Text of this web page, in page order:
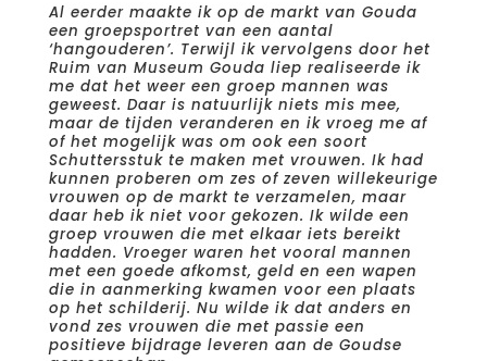
Al eerder maakte ik op de markt van Gouda
een groepsportret van een aantal
‘hangouderen’. Terwijl ik vervolgens door het
Ruim van Museum Gouda liep realiseerde ik
me dat het weer een groep mannen was
geweest. Daar is natuurlijk niets mis mee,
maar de tijden veranderen en ik vroeg me af
of het mogelijk was om ook een soort
Schuttersstuk te maken met vrouwen. Ik had
kunnen proberen om zes of zeven willekeurige
vrouwen op de markt te verzamelen, maar
daar heb ik niet voor gekozen. Ik wilde een
groep vrouwen die met elkaar iets bereikt
hadden. Vroeger waren het vooral mannen
met een goede afkomst, geld en een wapen
die in aanmerking kwamen voor een plaats
op het schilderij. Nu wilde ik dat anders en
vond zes vrouwen die met passie een
positieve bijdrage leveren aan de Goudse